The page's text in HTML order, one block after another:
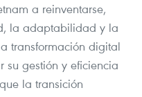
a reinventarse,
la adaptabilidad y la
transformación digital
su gestión y eficiencia
la transición